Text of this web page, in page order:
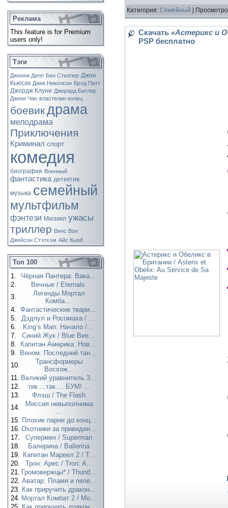
Реклама
This feature is for Premium
users only!
Тэги
Джонни Депп Бен Стиллер Джон
Кьюсак Джек Николсон Брэд Питт
Джордж Клуни Джерард Батлер
Джеки Чан властелин колец
боевикдрама
мелодрама
Приключения
Криминал спорт
комедия
биография Военный
фантастика детектив
музыка семейный
мультфильм
фэнтези Мюзикл ужасы
триллер Винс Вон
Джейсон Стэтхэм Айс Кьюб
Топ 100
1.
Чёрная Пантера: Вака...
2.
Вечные / Eternals
3.
Легенды Мортал
Комба...
4. Фантастические твари...
5.
Дэдпул и Росомаха / ...
6.
King’s Man: Начало /...
7.
Синий Жук / Blue Bee...
8.
Капитан Америка: Нов...
9.
Веном: Последний тан...
10.
Трансформеры:
Восхож...
11. Великий уравнитель 3...
12.
тик....так.... БУМ! ...
13.
Флэш / The Flash
14.
Миссия невыполнима:
...
15. Плохие парни до конц...
16. Охотники за привиден...
17.
Супермен / Superman
18.
Балерина / Ballerina
19. Капитан Марвел 2 / T...
20.
Трон: Арес / Tron: A...
21. Громовержцы* / Thund...
22. Аватар: Пламя и пепе...
23. Как приручить дракон...
24. Мортал Комбат 2 / Mo...
Категория: Семейный |
Скачать «Астерикс и
PSP бесплатно